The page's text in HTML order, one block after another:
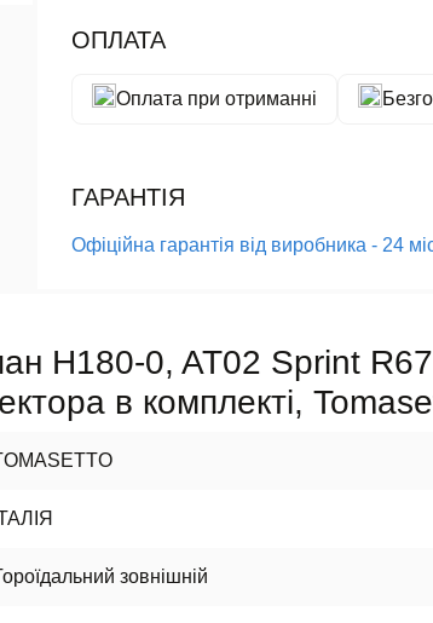
ОПЛАТА
Оплата при отриманні
ГАРАНТІЯ
Офіційна гарантія від виробника - 24
H180-0, AT02 Sprint
в комплекті,
зовнішній